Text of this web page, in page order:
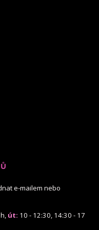
e-mailem nebo
út: 10 - 12:30, 14:30 - 17